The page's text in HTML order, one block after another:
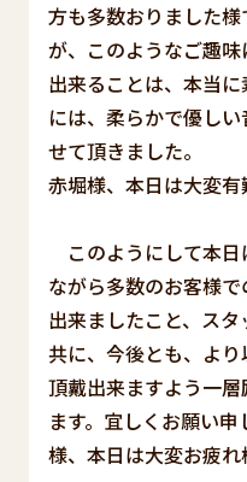
方も多数おりました
が、このようなご趣
出来ることは、本当
には、柔らかで優し
せて頂きました。
赤堀様、本日は大変有
このようにして本日
ながら多数のお客様
出来ましたこと、ス
共に、今後とも、よ
頂戴出来ますよう一
ます。宜しくお願い
様、本日は大変お疲れ